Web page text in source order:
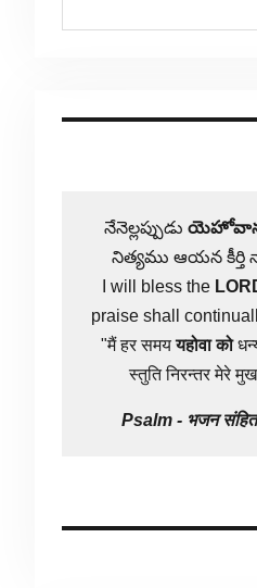
నేనెల్లప్పుడు
నిత్యము ఆయన కీర్తి
I will bless the
praise shall
"मैं हर समययहोवा को
स्तुति निरन्तर मेरे
Psalm - भजन